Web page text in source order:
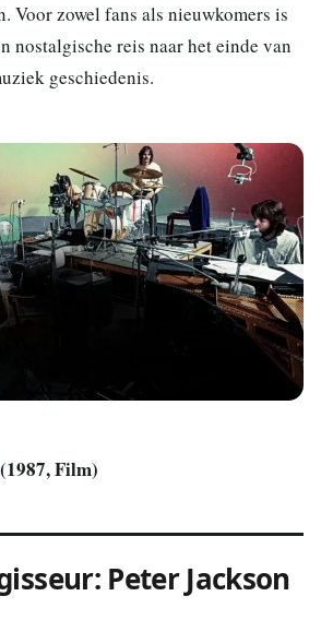
Voor zowel fans als nieuwkomers is
nostalgische reis naar het einde van
geschiedenis.
(1987, Film)
Peter Jackson